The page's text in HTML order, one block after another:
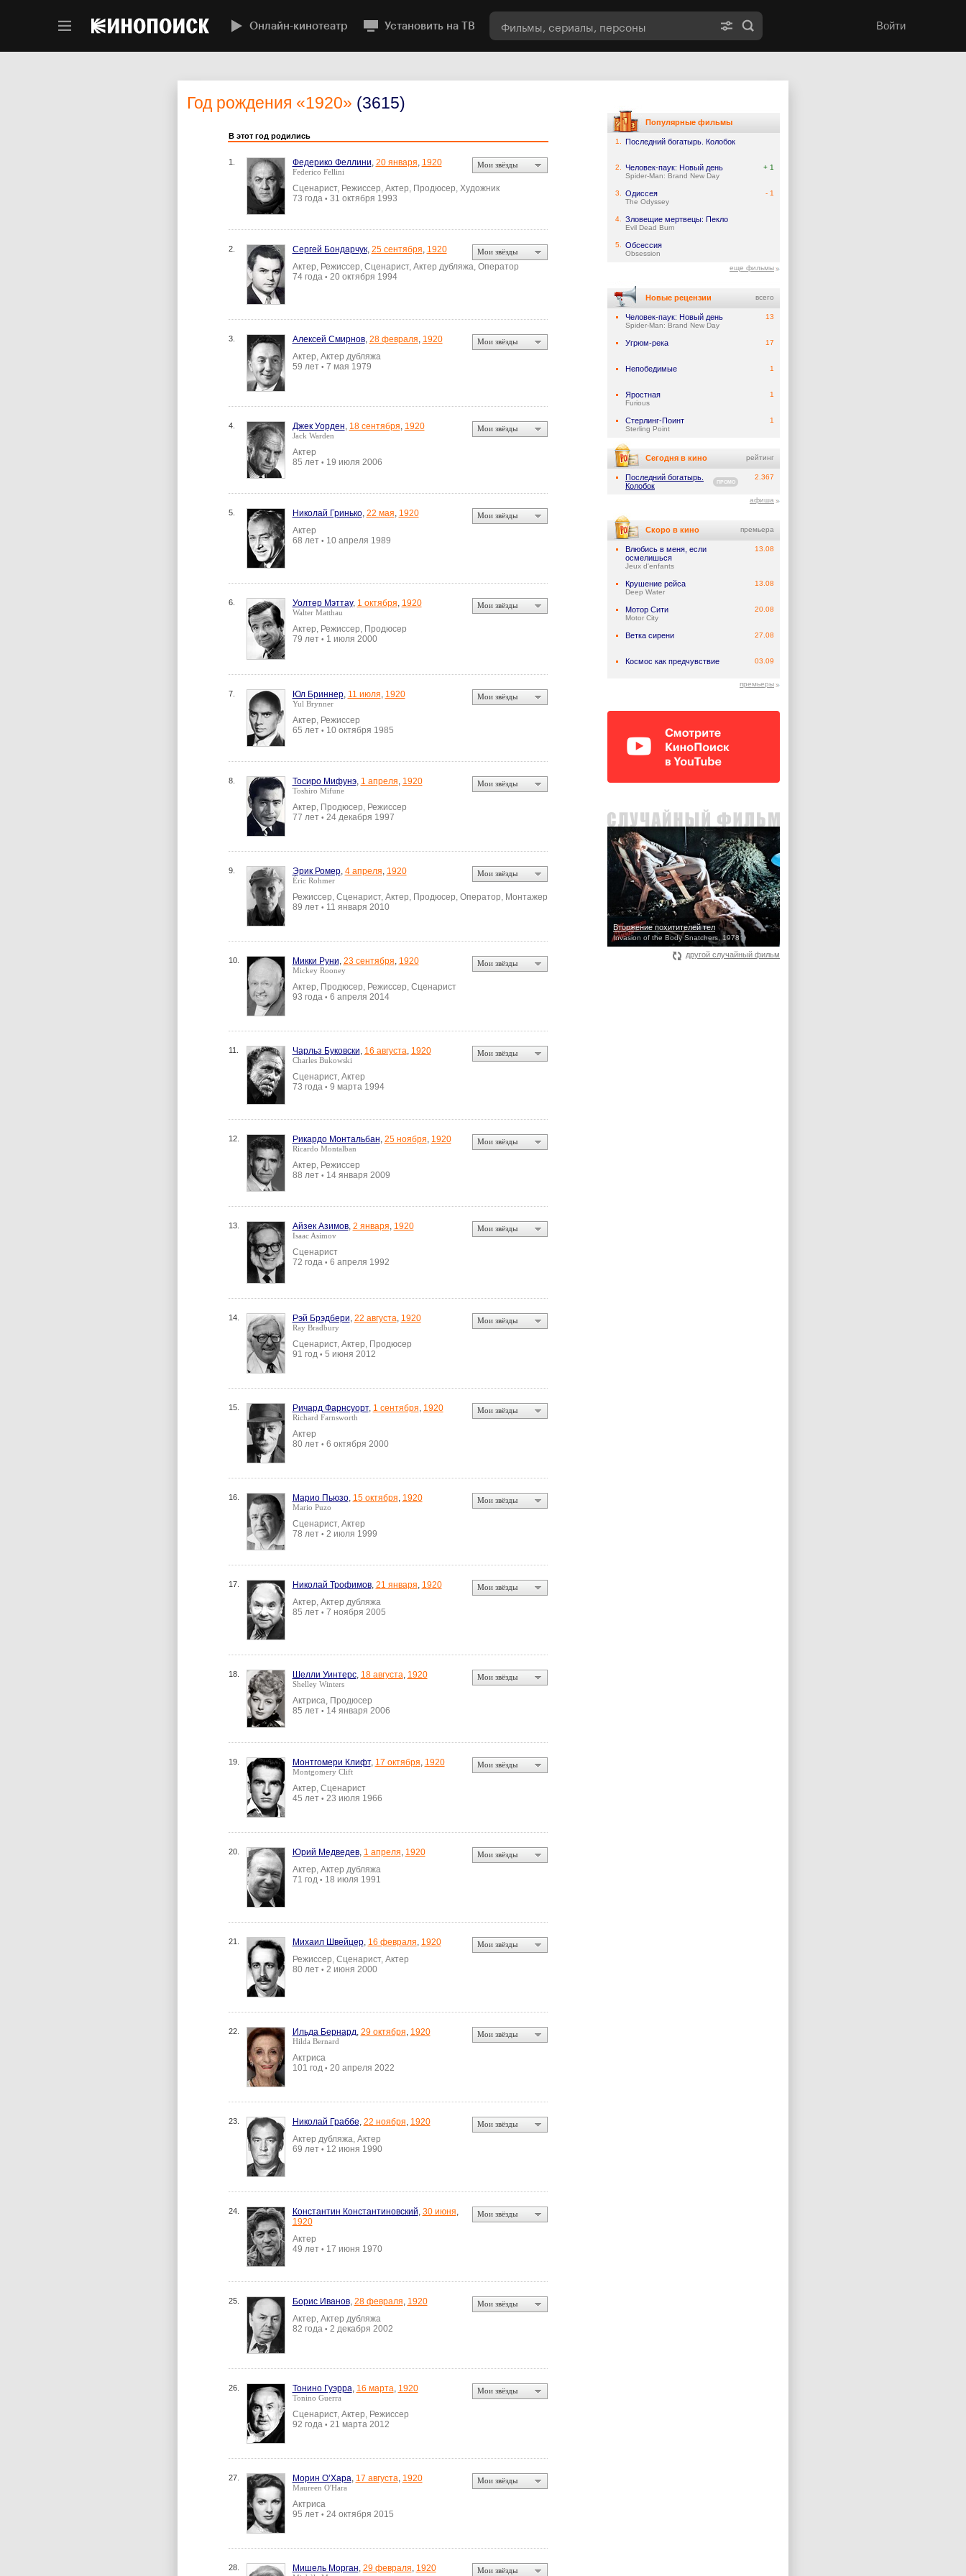
Онлайн-кинотеатр Установить на ТВ Войти
Год рождения «1920» (3615)
В этот год родились
1. Федерико Феллини, 20 января, 1920
Federico Fellini
Сценарист, Режиссер, Актер, Продюсер, Художник
73 года • 31 октября 1993
Мои звёзды
2. Сергей Бондарчук, 25 сентября, 1920
Актер, Режиссер, Сценарист, Актер дубляжа, Оператор
74 года • 20 октября 1994
Мои звёзды
3. Алексей Смирнов, 28 февраля, 1920
Актер, Актер дубляжа
59 лет • 7 мая 1979
Мои звёзды
4. Джек Уорден, 18 сентября, 1920
Jack Warden
Актер
85 лет • 19 июля 2006
Мои звёзды
5. Николай Гринько, 22 мая, 1920
Актер
68 лет • 10 апреля 1989
Мои звёзды
6. Уолтер Мэттау, 1 октября, 1920
Walter Matthau
Актер, Режиссер, Продюсер
79 лет • 1 июля 2000
Мои звёзды
7. Юл Бриннер, 11 июля, 1920
Yul Brynner
Актер, Режиссер
65 лет • 10 октября 1985
Мои звёзды
8. Тосиро Мифунэ, 1 апреля, 1920
Toshiro Mifune
Актер, Продюсер, Режиссер
77 лет • 24 декабря 1997
Мои звёзды
9. Эрик Ромер, 4 апреля, 1920
Éric Rohmer
Режиссер, Сценарист, Актер, Продюсер, Оператор, Монтажер
89 лет • 11 января 2010
Мои звёзды
10. Микки Руни, 23 сентября, 1920
Mickey Rooney
Актер, Продюсер, Режиссер, Сценарист
93 года • 6 апреля 2014
Мои звёзды
11. Чарльз Буковски, 16 августа, 1920
Charles Bukowski
Сценарист, Актер
73 года • 9 марта 1994
Мои звёзды
12. Рикардо Монтальбан, 25 ноября, 1920
Ricardo Montalban
Актер, Режиссер
88 лет • 14 января 2009
Мои звёзды
13. Айзек Азимов, 2 января, 1920
Isaac Asimov
Сценарист
72 года • 6 апреля 1992
Мои звёзды
14. Рэй Брэдбери, 22 августа, 1920
Ray Bradbury
Сценарист, Актер, Продюсер
91 год • 5 июня 2012
Мои звёзды
15. Ричард Фарнсуорт, 1 сентября, 1920
Richard Farnsworth
Актер
80 лет • 6 октября 2000
Мои звёзды
16. Марио Пьюзо, 15 октября, 1920
Mario Puzo
Сценарист, Актер
78 лет • 2 июля 1999
Мои звёзды
17. Николай Трофимов, 21 января, 1920
Актер, Актер дубляжа
85 лет • 7 ноября 2005
Мои звёзды
18. Шелли Уинтерс, 18 августа, 1920
Shelley Winters
Актриса, Продюсер
85 лет • 14 января 2006
Мои звёзды
19. Монтгомери Клифт, 17 октября, 1920
Montgomery Clift
Актер, Сценарист
45 лет • 23 июля 1966
Мои звёзды
20. Юрий Медведев, 1 апреля, 1920
Актер, Актер дубляжа
71 год • 18 июля 1991
Мои звёзды
21. Михаил Швейцер, 16 февраля, 1920
Режиссер, Сценарист, Актер
80 лет • 2 июня 2000
Мои звёзды
22. Ильда Бернард, 29 октября, 1920
Hilda Bernard
Актриса
101 год • 20 апреля 2022
Мои звёзды
23. Николай Граббе, 22 ноября, 1920
Актер дубляжа, Актер
69 лет • 12 июня 1990
Мои звёзды
24. Константин Константиновский, 30 июня,
1920
Актер
49 лет • 17 июня 1970
Мои звёзды
25. Борис Иванов, 28 февраля, 1920
Актер, Актер дубляжа
82 года • 2 декабря 2002
Мои звёзды
26. Тонино Гуэрра, 16 марта, 1920
Tonino Guerra
Сценарист, Актер, Режиссер
92 года • 21 марта 2012
Мои звёзды
27. Морин О’Хара, 17 августа, 1920
Maureen O'Hara
Актриса
95 лет • 24 октября 2015
Мои звёзды
28. Мишель Морган, 29 февраля, 1920 Мои звёзды
Популярные фильмы
1. Последний богатырь. Колобок
2. Человек-паук: Новый день
Spider-Man: Brand New Day
+ 1
3. Одиссея
The Odyssey
- 1
4. Зловещие мертвецы: Пекло
Evil Dead Burn
5. Обсессия
Obsession
еще фильмы
Новые рецензии всего
Человек-паук: Новый день
Spider-Man: Brand New Day
13
Угрюм-река 17
Непобедимые 1
Яростная
Furious
1
Стерлинг-Поинт
Sterling Point
1
Сегодня в кино рейтинг
Последний богатырь.
Колобок
ПРОМО
2.367
афиша
Скоро в кино премьера
Влюбись в меня, если
осмелишься
Jeux d'enfants
13.08
Крушение рейса
Deep Water
13.08
Мотор Сити
Motor City
20.08
Ветка сирени 27.08
Космос как предчувствие 03.09
премьеры
Вторжение похитителей тел
Invasion of the Body Snatchers, 1978
другой случайный фильм